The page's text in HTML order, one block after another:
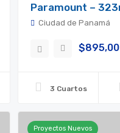
Paramount –
Ciudad de Panamá
3 Cuartos
Proyectos Nuevos